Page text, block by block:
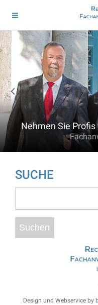
Nehmen Sie
SUCHE
Design und Webservice by